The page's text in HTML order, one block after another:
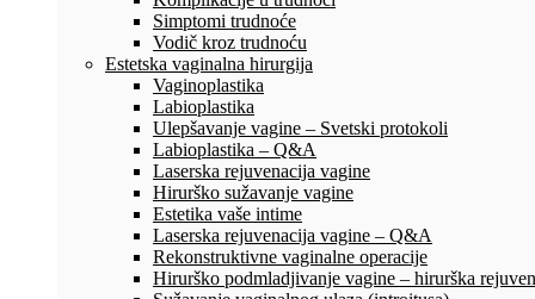
Simptomi trudnoće
Vodič kroz trudnoću
Estetska vaginalna hirurgija
Vaginoplastika
Labioplastika
Ulepšavanje vagine – Svetski protokoli
Labioplastika – Q&A
Laserska rejuvenacija vagine
Hirurško sužavanje vagine
Estetika vaše intime
Laserska rejuvenacija vagine – Q&A
Rekonstruktivne vaginalne operacije
Hirurško podmladjivanje vagine – hirurška